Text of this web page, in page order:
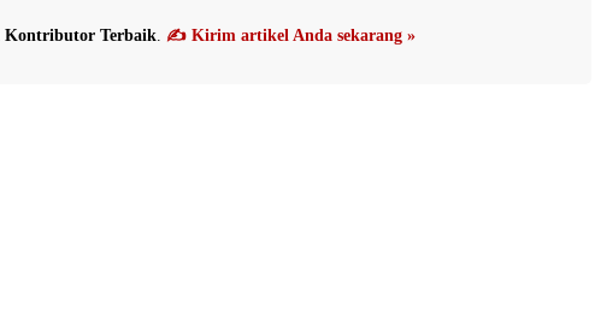
Kontributor Terbaik ✍️ Kirim artikel Anda sekarang »